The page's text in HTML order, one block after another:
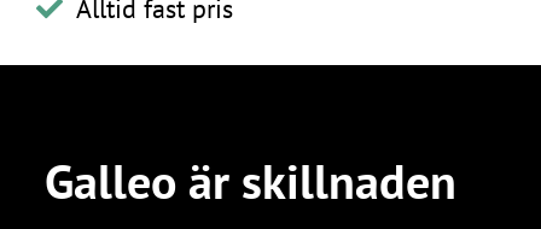
Alltid fast pris
Galleo är skillnaden